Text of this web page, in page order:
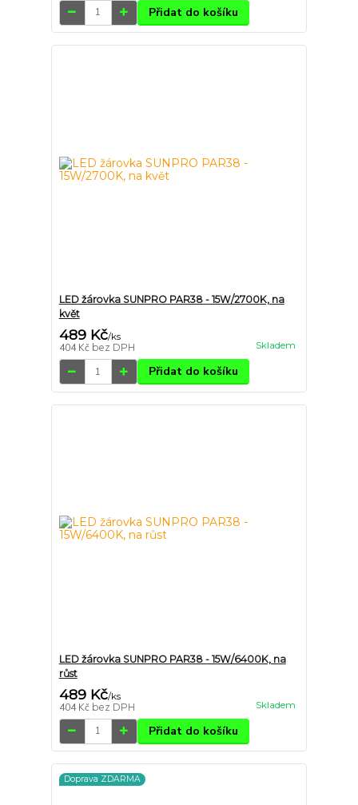
Přidat do košíku
LED žárovka SUNPRO PAR38 - 15W/2700K, na
květ
489 Kč/ks
404 Kč bez DPH Skladem
Přidat do košíku
LED žárovka SUNPRO PAR38 - 15W/6400K, na
růst
489 Kč/ks
404 Kč bez DPH Skladem
Přidat do košíku
Doprava ZDARMA